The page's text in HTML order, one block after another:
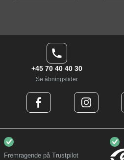
+45 70 40 40 30
Se åbningstider
Fremragende på Trustpilot